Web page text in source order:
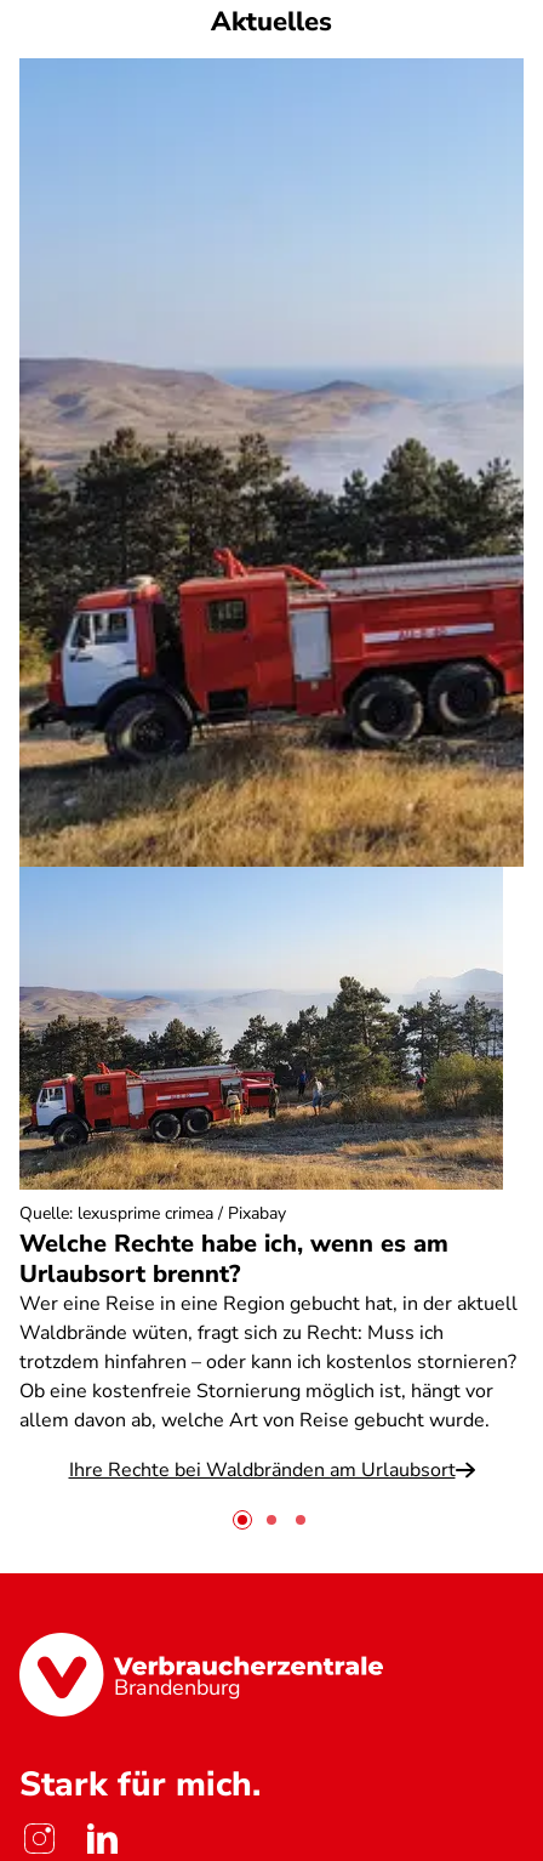
Aktuelles
Welche Rechte habe ich, wenn es am
Urlaubsort brennt?
Wer eine Reise in eine Region gebucht hat, in der aktuell
Waldbrände wüten, fragt sich zu Recht: Muss ich
trotzdem hinfahren – oder kann ich kostenlos stornieren?
Ob eine kostenfreie Stornierung möglich ist, hängt vor
allem davon ab, welche Art von Reise gebucht wurde.
Ihre Rechte bei Waldbränden am Urlaubsort
Quelle: lexusprime crimea / Pixabay
Brandenburg
Stark für mich.